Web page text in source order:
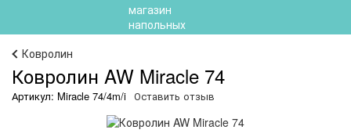
Ковролин
Ковролин AW Miracle 74
Артикул: Miracle 74/4m/i Оставить отзыв